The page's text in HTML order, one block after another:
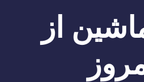
از